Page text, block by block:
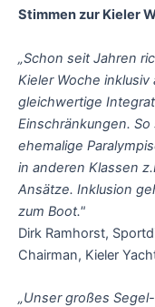
Stimmen zur Kieler
„Schon seit Jahren
Kieler Woche inklusiv
gleichwertige
Einschränkungen.
ehemalige
in anderen Klassen
Ansätze. Inklusion
zum Boot."
Dirk Ramhorst,
Chairman, Kieler
„Unser großes